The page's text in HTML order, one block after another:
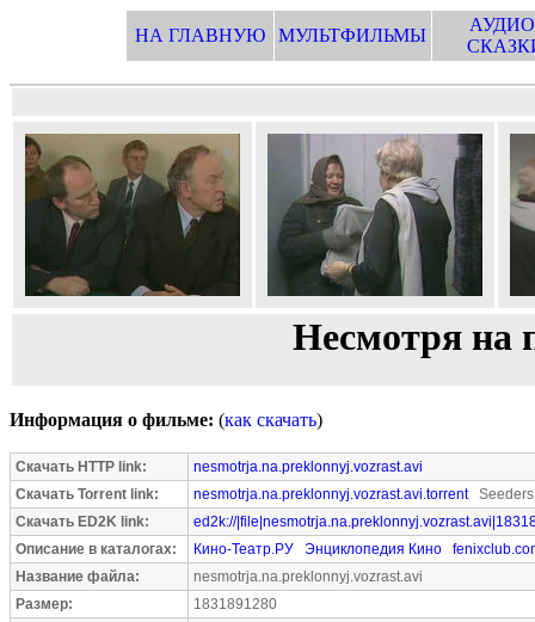
НА ГЛАВНУЮ МУЛЬТФИЛЬМЫ
Несмотря на
Информация о фильме: (как скачать)
Скачать HTTP link:
nesmotrja.na.preklonnyj.vozrast.avi
Скачать Torrent link:
nesmotrja.na.preklonnyj.vozrast.avi.torrent
Скачать ED2K link:
ed2k://
Описание в каталогах:
Кино-Театр.РУ Энциклопедия Кино
Название файла:
nesmotrja.na.preklonnyj.vozrast.avi
Размер:
1831891280